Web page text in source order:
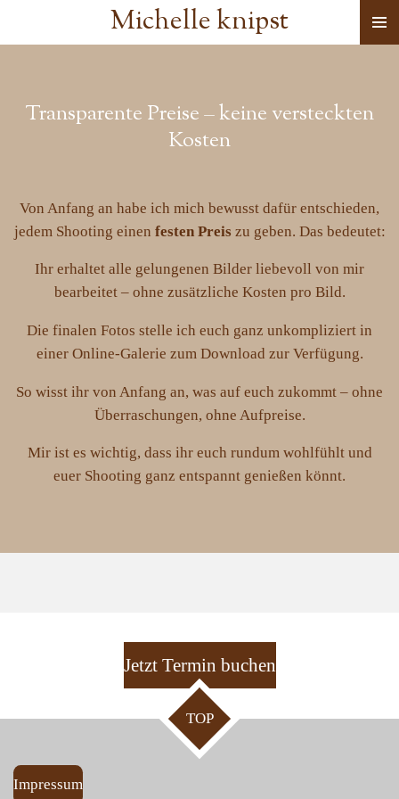
Hauptinhalt
Michelle knipst
Transparente Preise – keine versteckten
Kosten
Von Anfang an habe ich mich bewusst dafür entschieden,
jedem Shooting einen festen Preis zu geben. Das bedeutet:
Ihr erhaltet alle gelungenen Bilder liebevoll von mir
bearbeitet – ohne zusätzliche Kosten pro Bild.
Die finalen Fotos stelle ich euch ganz unkompliziert in
einer Online-Galerie zum Download zur Verfügung.
So wisst ihr von Anfang an, was auf euch zukommt – ohne
Überraschungen, ohne Aufpreise.
Mir ist es wichtig, dass ihr euch rundum wohlfühlt und
euer Shooting ganz entspannt genießen könnt.
Jetzt Termin buchen
TOP
Impressum